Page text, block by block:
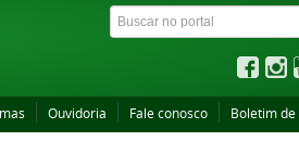
Ouvidoria Fale conosco Boletim de